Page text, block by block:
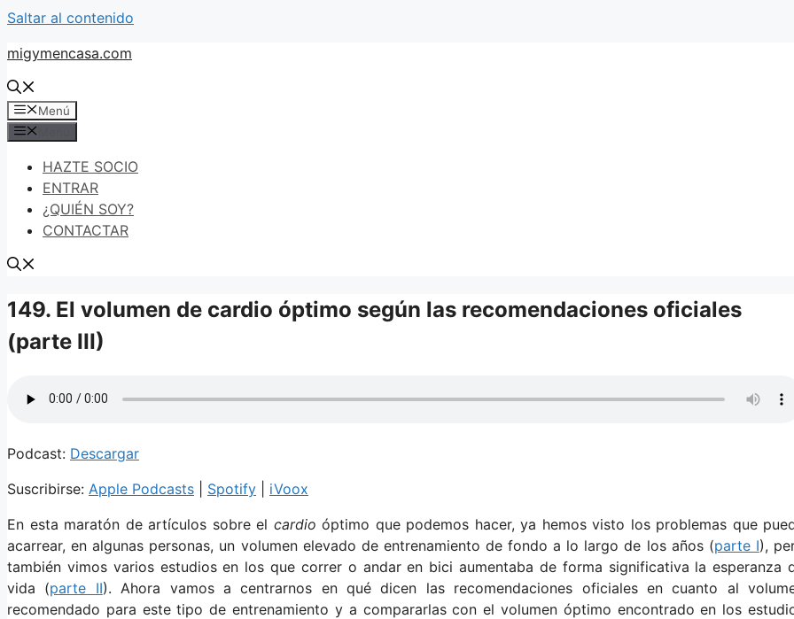
Saltar al contenido
migymencasa.com
Menú
HAZTE SOCIO
ENTRAR
¿QUIÉN SOY?
CONTACTAR
149. El volumen de cardio óptimo según las recomendaciones oficiales
(parte III)
Podcast: Descargar
Suscribirse: Apple Podcasts Spotify
iVoox
En esta maratón de artículos sobre el cardio óptimo que podemos hacer, ya hemos visto los problemas que
acarrear, en algunas personas, un volumen elevado de entrenamiento de fondo a lo largo de los años (parte I),
también vimos varios estudios en los que correr o andar en bici aumentaba de forma significativa la esperanza
vida (parte II). Ahora vamos a centrarnos en qué dicen las recomendaciones oficiales en cuanto al
recomendado para este tipo de entrenamiento y a compararlas con el volumen óptimo encontrado en los